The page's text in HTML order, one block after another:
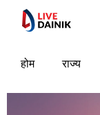
होम राज्य